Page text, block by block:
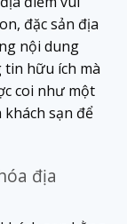
đặc sản địa
nội dung
tin hữu ích mà
coi như một
sạn để
địa